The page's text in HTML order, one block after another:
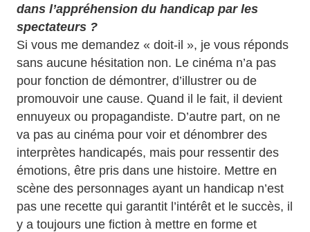
dans l’appréhension du handicap par les
spectateurs ?
Si vous me demandez « doit-il », je vous réponds
sans aucune hésitation non. Le cinéma n’a pas
pour fonction de démontrer, d’illustrer ou de
promouvoir une cause. Quand il le fait, il devient
ennuyeux ou propagandiste. D’autre part, on ne
va pas au cinéma pour voir et dénombrer des
interprètes handicapés, mais pour ressentir des
émotions, être pris dans une histoire. Mettre en
scène des personnages ayant un handicap n’est
pas une recette qui garantit l’intérêt et le succès, il
y a toujours une fiction à mettre en forme et